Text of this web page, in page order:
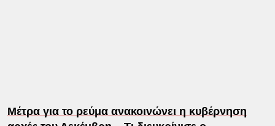
Μέτρα για το ρεύμα ανακοινώνει η κυβέρνηση